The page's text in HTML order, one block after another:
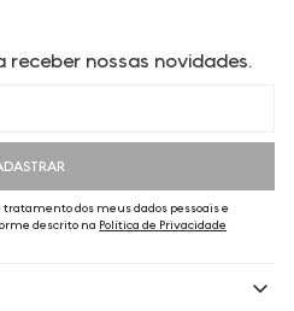
nossas novidades.
tratamento dos meus dados pessoais e
descrito na Política de Privacidade